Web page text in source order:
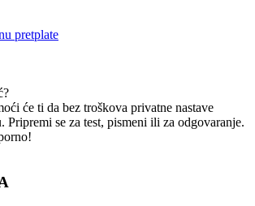
pretplate
će ti da bez troškova privatne nastave
Pripremi se za test, pismeni ili za odgovaranje.